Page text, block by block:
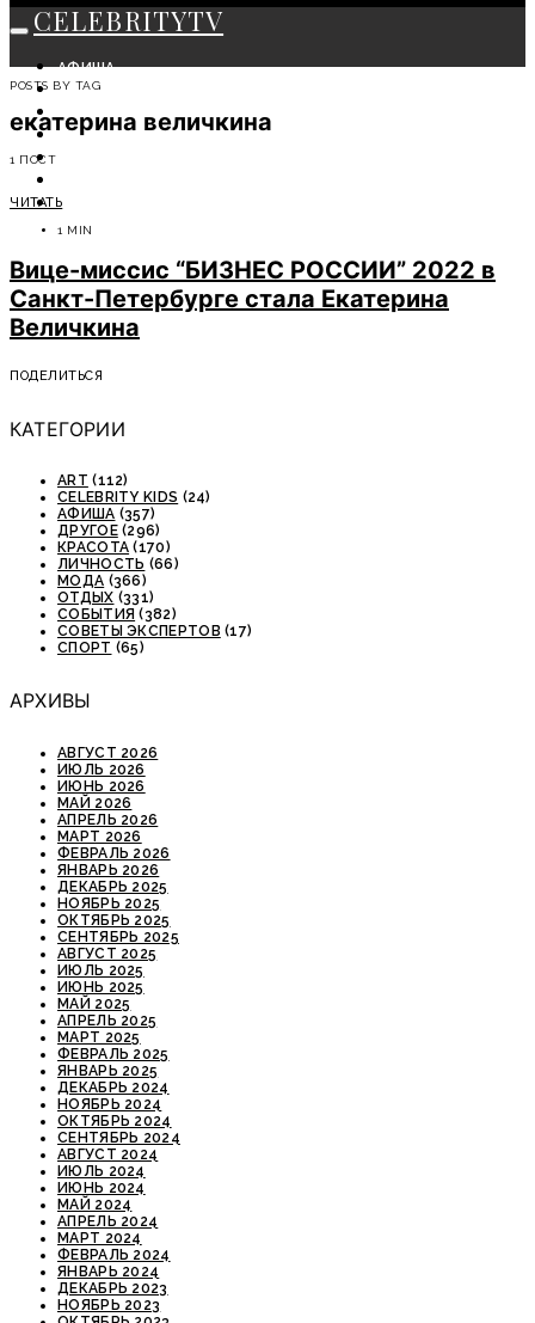
CELEBRITYTV
АФИША
СОБЫТИЯ
КРАСОТА
МОДА
СОВЕТЫ ЭКСПЕРТОВ
POSTS BY TAG
екатерина величкина
1 ПОСТ
ЧИТАТЬ
1 MIN
Вице-миссис “БИЗНЕС РОССИИ” 2022 в
Санкт-Петербурге стала Екатерина
Величкина
ПОДЕЛИТЬСЯ
КАТЕГОРИИ
ART (112)
CELEBRITY KIDS (24)
АФИША (357)
ДРУГОЕ(296)
КРАСОТА (170)
ЛИЧНОСТЬ (66)
МОДА (366)
ОТДЫХ (331)
СОБЫТИЯ (382)
СОВЕТЫ ЭКСПЕРТОВ (17)
СПОРТ (65)
АРХИВЫ
АВГУСТ 2026
ИЮЛЬ 2026
ИЮНЬ 2026
МАЙ 2026
АПРЕЛЬ 2026
МАРТ 2026
ФЕВРАЛЬ 2026
ЯНВАРЬ 2026
ДЕКАБРЬ 2025
НОЯБРЬ 2025
ОКТЯБРЬ 2025
СЕНТЯБРЬ 2025
АВГУСТ 2025
ИЮЛЬ 2025
ИЮНЬ 2025
МАЙ 2025
АПРЕЛЬ 2025
МАРТ 2025
ФЕВРАЛЬ 2025
ЯНВАРЬ 2025
ДЕКАБРЬ 2024
НОЯБРЬ 2024
ОКТЯБРЬ 2024
СЕНТЯБРЬ 2024
АВГУСТ 2024
ИЮЛЬ 2024
ИЮНЬ 2024
МАЙ 2024
АПРЕЛЬ 2024
МАРТ 2024
ФЕВРАЛЬ 2024
ЯНВАРЬ 2024
ДЕКАБРЬ 2023
НОЯБРЬ 2023